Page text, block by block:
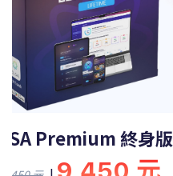
Premium 終身版